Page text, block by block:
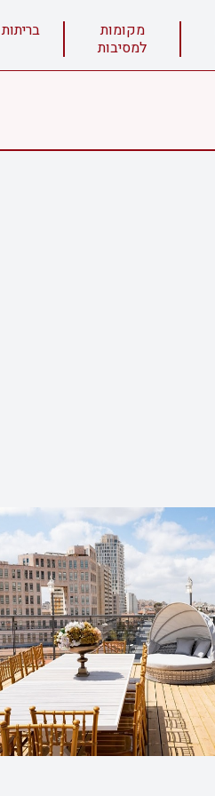
מקומות
למסיבות